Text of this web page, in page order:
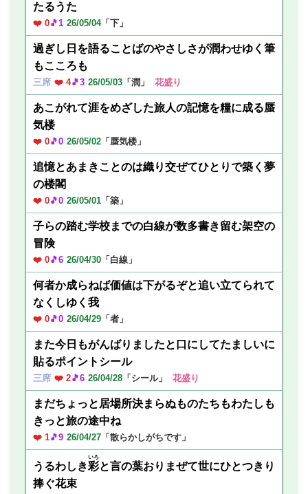
たるうた
❤️ 0🎵1 26/05/04「下」
過ぎし日を語ることばのやさしさが潤わせゆく筆
もこころも
三席 ❤️ 4🎵3 26/05/03 「潤」 花盛り
あこがれて涯をめざした旅人の記憶を糧に成る蜃
気楼
❤️ 0🎵0 26/05/02 「蜃気楼」
追憶とあまきことのは織り交ぜてひとりで築く夢
の楼閣
❤️ 0🎵0 26/05/01 「築」
子らの踏む学校までの白線が数多書き留む架空の
冒険
❤️ 0🎵6 26/04/30 「白線」
何者か成らねば価値は下がるぞと追い立てられて
なくしゆく我
❤️ 0🎵0 26/04/29 「者」
また今日もがんばりましたと口にしてたましいに
貼るポイントシール
三席 ❤️ 2🎵6 26/04/28 「シール」 花盛り
まだちょっと居場所決まらぬものたちもわたしも
きっと旅の途中ね
❤️ 1🎵9 26/04/27 「散らかしがちです」
うるわしき彩
いろ
と言の葉おりまぜて世にひとつきり
捧ぐ花束